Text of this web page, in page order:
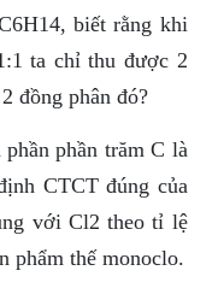
biết rằng khi
ta chỉ thu được 2
đồng phân đó?
phần trăm C là
CTCT đúng của
với Cl2 theo tỉ lệ
phẩm thế monoclo.